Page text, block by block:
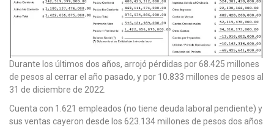
Durante los últimos dos años, arrojó pérdidas por 68.425 millones
de pesos al cerrar el año pasado, y por 10.833 millones de pesos al
31 de diciembre de 2022.
Cuenta con 1.621 empleados (no tiene deuda laboral pendiente) y
sus ventas cayeron desde los 623.134 millones de pesos dos años